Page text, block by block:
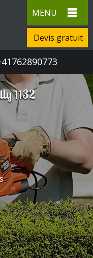
MENU
Devis gratuit
1132